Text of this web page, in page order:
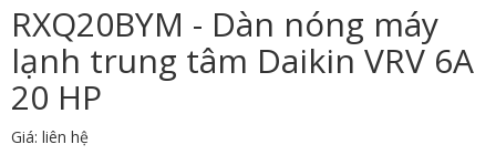
RXQ20BYM - Dàn nóng máy
lạnh trung tâm Daikin VRV 6A
20 HP
Giá: liên hệ